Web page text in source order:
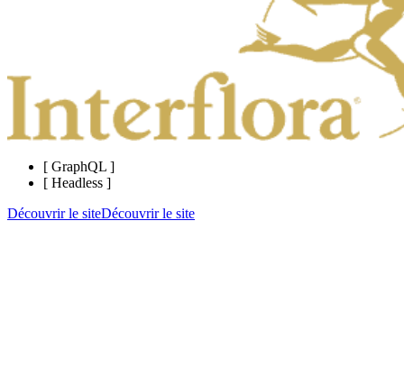
[ GraphQL ]
[ Headless ]
Découvrir le siteDécouvrir le site